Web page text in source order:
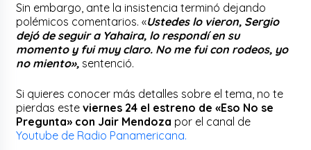
Sin embargo, ante la insistencia terminó dejando
polémicos comentarios. «Ustedes lo vieron, Sergio
dejó de seguir a Yahaira, lo respondí en su
momento y fui muy claro. No me fui con rodeos, yo
no miento», sentenció.
Si quieres conocer más detalles sobre el tema, no te
pierdas esteviernes 24 el estreno de «Eso No se
Pregunta» con Jair Mendoza por el canal de
Youtube de Radio Panamericana.